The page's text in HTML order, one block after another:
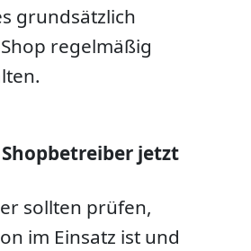
grundsätzlich
regelmäßig
jetzt
sollten prüfen,
im Einsatz ist und